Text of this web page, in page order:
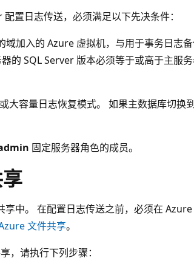
置日志传送，必须满足以下先决条件：
域加入的 Azure 虚拟机，与用于事务日志
的 SQL Server 版本必须等于或高于主服
大容量日志恢复模式。 如果主数据库切换
固定服务器角色的成员。
中。 在配置日志传送之前，必须在
文件共享。
，请执行下列步骤：